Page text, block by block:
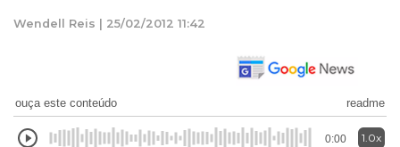
Wendell Reis | 25/02/2012 11:42
ouça este conteúdo readme
0:00 1.0x